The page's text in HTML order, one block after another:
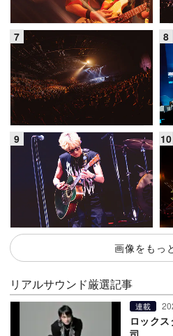
画像をもっ
リアルサウンド厳選記事
連載
ロック